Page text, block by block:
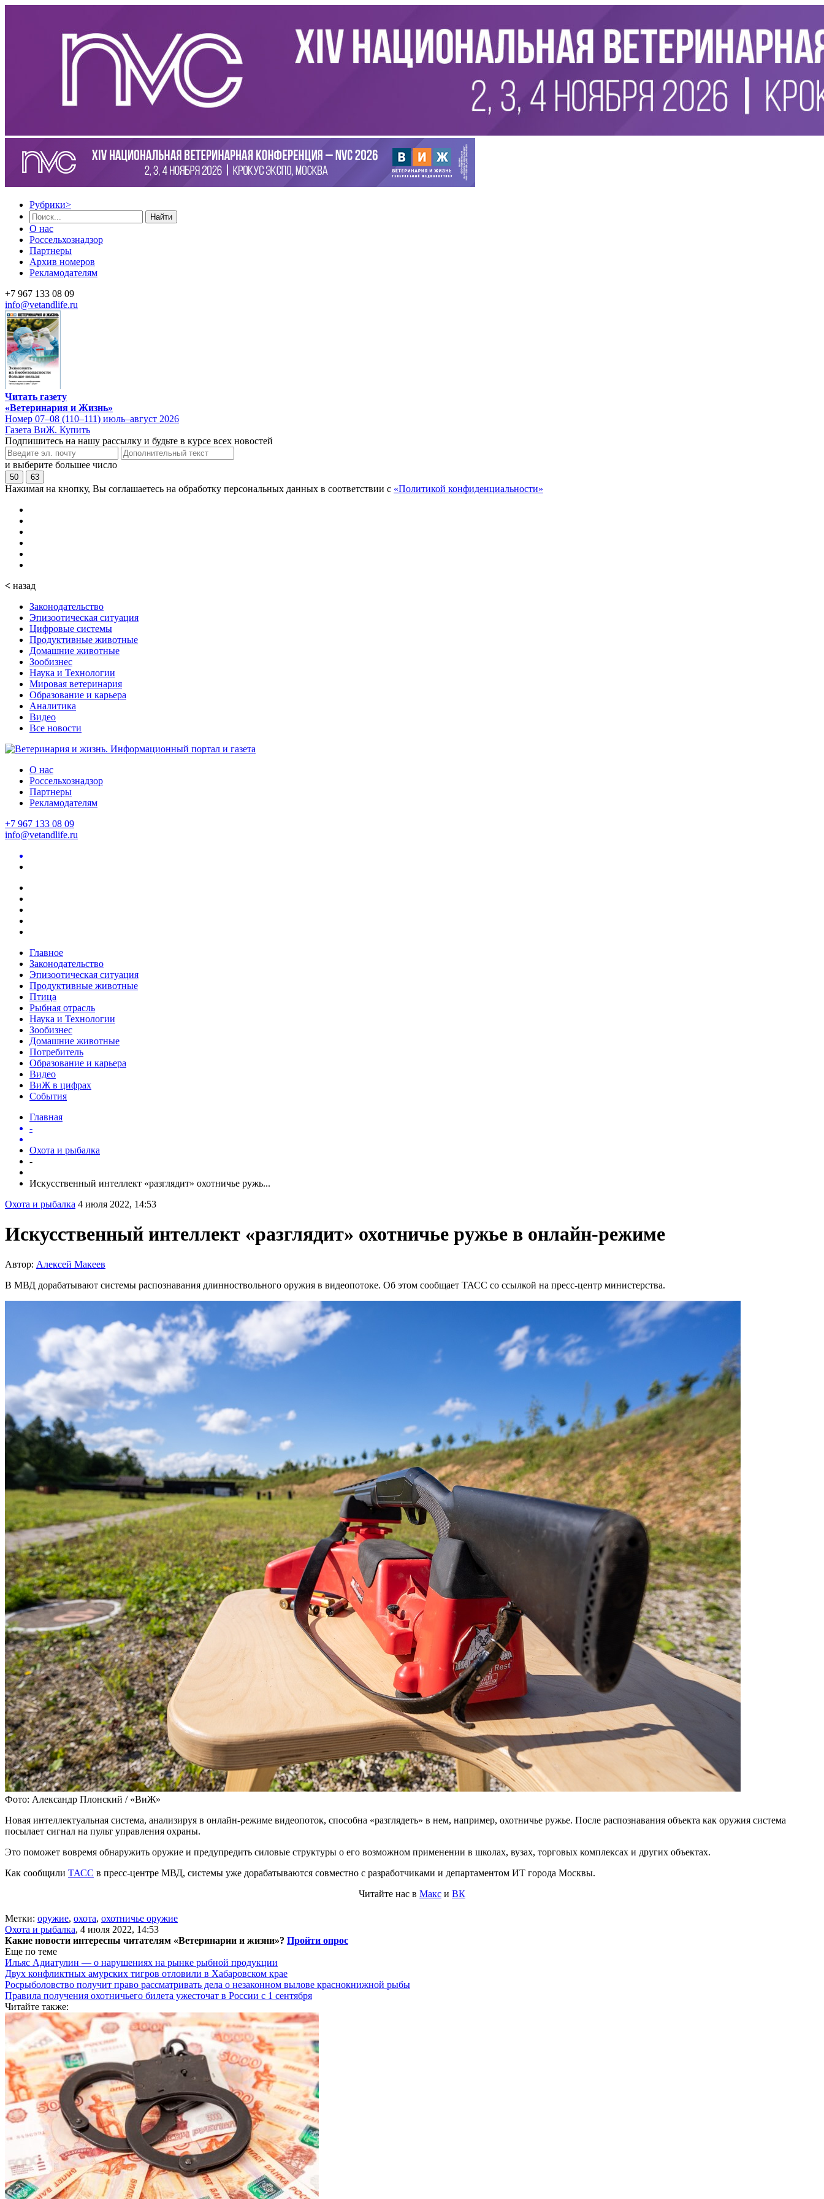
Рубрики>
Найти
О нас
Россельхознадзор
Партнеры
Архив номеров
Рекламодателям
+7 967 133 08 09
info@vetandlife.ru
Читать газету
«Ветеринария и Жизнь»
Номер 07–08 (110–111) июль–август 2026
Газета ВиЖ. Купить
Подпишитесь на нашу рассылку и будьте в курсе всех новостей
и выберите большее число
50 63
Нажимая на кнопку, Вы соглашаетесь на обработку персональных данных в соответствии с «Политикой конфиденциальности»
< назад
Законодательство
Эпизоотическая ситуация
Цифровые системы
Продуктивные животные
Домашние животные
Зообизнес
Наука и Технологии
Мировая ветеринария
Образование и карьера
Аналитика
Видео
Все новости
О нас
Россельхознадзор
Партнеры
Рекламодателям
+7 967 133 08 09
info@vetandlife.ru
Главное
Законодательство
Эпизоотическая ситуация
Продуктивные животные
Птица
Рыбная отрасль
Наука и Технологии
Зообизнес
Домашние животные
Потребитель
Образование и карьера
Видео
ВиЖ в цифрах
События
Главная
-
Охота и рыбалка
-
Искусственный интеллект «разглядит» охотничье ружь...
Охота и рыбалка 4 июля 2022, 14:53
Искусственный интеллект «разглядит» охотничье ружье в онлайн-режиме
Автор: Алексей Макеев
В МВД дорабатывают системы распознавания длинноствольного оружия в видеопотоке. Об этом сообщает ТАСС со ссылкой на пресс-центр министерства.
Фото: Александр Плонский / «ВиЖ»
Новая интеллектуальная система, анализируя в онлайн-режиме видеопоток, способна «разглядеть» в нем, например, охотничье ружье. После распознавания объекта как оружия система
посылает сигнал на пульт управления охраны.
Это поможет вовремя обнаружить оружие и предупредить силовые структуры о его возможном применении в школах, вузах, торговых комплексах и других объектах.
Как сообщили ТАСС в пресс-центре МВД, системы уже дорабатываются совместно с разработчиками и департаментом ИТ города Москвы.
Читайте нас в Макс и ВК
Метки: оружие, охота, охотничье оружие
Охота и рыбалка, 4 июля 2022, 14:53
Какие новости интересны читателям «Ветеринарии и жизни»? Пройти опрос
Еще по теме
Ильяс Адиатулин — о нарушениях на рынке рыбной продукции
Двух конфликтных амурских тигров отловили в Хабаровском крае
Росрыболовство получит право рассматривать дела о незаконном вылове краснокнижной рыбы
Правила получения охотничьего билета ужесточат в России с 1 сентября
Читайте также: